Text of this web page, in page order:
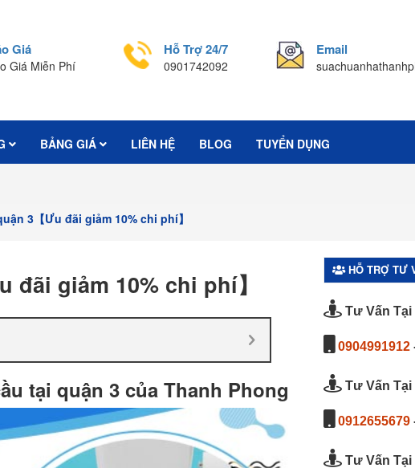
Giá
Giá Miễn Phí
Hỗ Trợ 24/7
0901742092
Email
BẢNG GIÁ LIÊN HỆ BLOG TUYỂN DỤNG
3【Ưu đãi giảm 10% chi phí】
đãi giảm 10% chi phí】
tại quận 3 của Thanh Phong
HỖ TRỢ TƯ
Tư Vấn Tại
0904991912
Tư Vấn Tại
0912655679
Tư Vấn Tại